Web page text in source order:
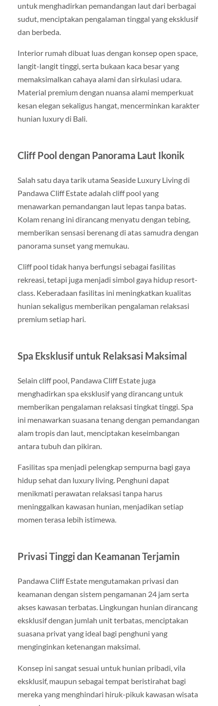
untuk menghadirkan pemandangan laut dari berbagai
sudut, menciptakan pengalaman tinggal yang eksklusif
dan berbeda.
Interior rumah dibuat luas dengan konsep open space,
langit-langit tinggi, serta bukaan kaca besar yang
memaksimalkan cahaya alami dan sirkulasi udara.
Material premium dengan nuansa alami memperkuat
kesan elegan sekaligus hangat, mencerminkan karakter
hunian luxury di Bali.
Cliff Pool dengan Panorama Laut Ikonik
Salah satu daya tarik utama Seaside Luxury Living di
Pandawa Cliff Estate adalah cliff pool yang
menawarkan pemandangan laut lepas tanpa batas.
Kolam renang ini dirancang menyatu dengan tebing,
memberikan sensasi berenang di atas samudra dengan
panorama sunset yang memukau.
Cliff pool tidak hanya berfungsi sebagai fasilitas
rekreasi, tetapi juga menjadi simbol gaya hidup resort-
class. Keberadaan fasilitas ini meningkatkan kualitas
hunian sekaligus memberikan pengalaman relaksasi
premium setiap hari.
Spa Eksklusif untuk Relaksasi Maksimal
Selain cliff pool, Pandawa Cliff Estate juga
menghadirkan spa eksklusif yang dirancang untuk
memberikan pengalaman relaksasi tingkat tinggi. Spa
ini menawarkan suasana tenang dengan pemandangan
alam tropis dan laut, menciptakan keseimbangan
antara tubuh dan pikiran.
Fasilitas spa menjadi pelengkap sempurna bagi gaya
hidup sehat dan luxury living. Penghuni dapat
menikmati perawatan relaksasi tanpa harus
meninggalkan kawasan hunian, menjadikan setiap
momen terasa lebih istimewa.
Privasi Tinggi dan Keamanan Terjamin
Pandawa Cliff Estate mengutamakan privasi dan
keamanan dengan sistem pengamanan 24 jam serta
akses kawasan terbatas. Lingkungan hunian dirancang
eksklusif dengan jumlah unit terbatas, menciptakan
suasana privat yang ideal bagi penghuni yang
menginginkan ketenangan maksimal.
Konsep ini sangat sesuai untuk hunian pribadi, vila
eksklusif, maupun sebagai tempat beristirahat bagi
mereka yang menghindari hiruk-pikuk kawasan wisata